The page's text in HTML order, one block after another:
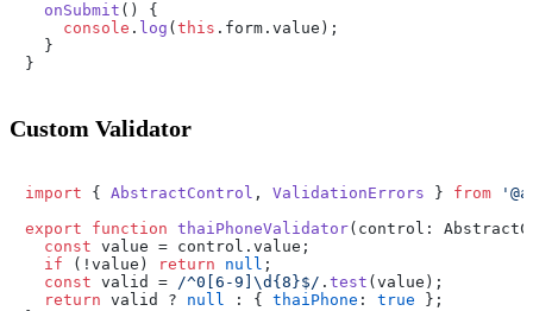
onSubmit ( ) {
console . log ( this . form . value );
  }
Custom Validator
import { AbstractControl , ValidationErrors } from
export
function thaiPhoneValidator( control:
const value = control. value ;
if (!value) return null ;
const valid = /^0[6-9]\d{8}$/ . test (value);
return valid ? null : { thaiPhone : true };